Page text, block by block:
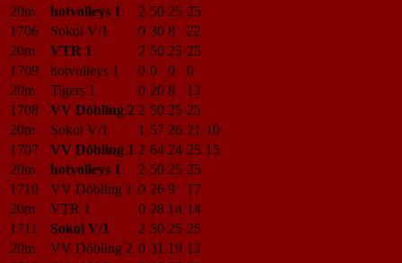
20m
hotvolleys 1 2 50 25 25
1706
Sokol V/1 0 30 8
22
20m
VTR 1 2 50 25 25
1709
hotvolleys 1 0 0 0
0
20m
Tigers 1 0 20 8
12
1708
VV Döbling 2 2 50 25 25
20m
Sokol V/1 1 57 26 21 10
1707
VV Döbling 1 2 64 24 25 15
20m
hotvolleys 1 2 50 25 25
1710
VV Döbling 1 0 26 9
17
20m
VTR 1 0 28 14 14
1711
Sokol V/1 2 50 25 25
20m
VV Döbling 2 0 31 19 12